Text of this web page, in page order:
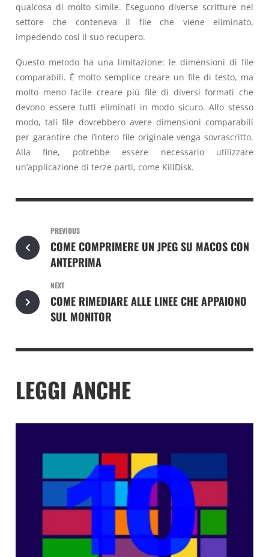
qualcosa di molto simile. Eseguono diverse scritture nel
settore che conteneva il file che viene eliminato,
impedendo così il suo recupero.
Questo metodo ha una limitazione: le dimensioni di file
comparabili. È molto semplice creare un file di testo, ma
molto meno facile creare più file di diversi formati che
devono essere tutti eliminati in modo sicuro. Allo stesso
modo, tali file dovrebbero avere dimensioni comparabili
per garantire che l’intero file originale venga sovrascritto.
Alla fine, potrebbe essere necessario utilizzare
un’applicazione di terze parti, come KillDisk.
PREVIOUS
COME COMPRIMERE UN JPEG SU MACOS CON
ANTEPRIMA
NEXT
COME RIMEDIARE ALLE LINEE CHE APPAIONO
SUL MONITOR
LEGGI ANCHE